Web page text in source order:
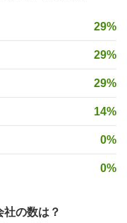
29%
29%
29%
14%
0%
0%
社の数は？